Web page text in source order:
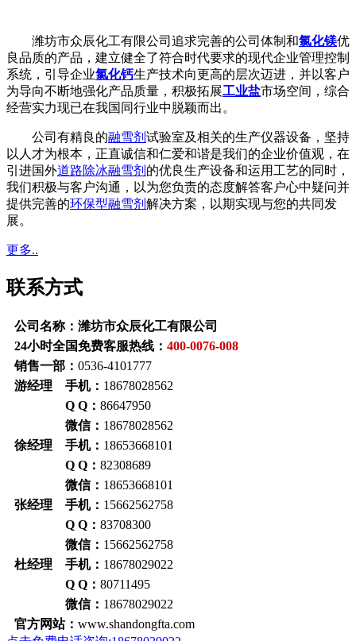
潍坊市众辰化工有限公司追求完善的公司体制和氯化镁优
良品质的产品，建立健全了符合时代要求的现代企业管理控制
系统，引导企业氯化钙生产技术向更高的层次迈进，并以客户
为导向不断地强化产品质量，积极拓展工业盐市场空间，综合
经营实力现已在我国同行业中脱颖而出。
公司有精良的融雪剂 试验室及相关的生产仪器设备，坚持
以人才为根本，正直诚信和仁爱和谐是我们的企业价值观，在
引进国外道路除冰融雪剂 的优良生产设备和运用工艺的同时，
我们积极与客户沟通，以为您负责的态度解答客户心中疑问并
提供完善的环保型融雪剂 解决方案，以期实现与您的共同发
展。
更多..
联系方式
公司名称：潍坊市众辰化工有限公司
24小时全国免费客服热线： 400-0076-008
销售一部： 0536-4101777
游经理 手机： 18678028562
Q Q： 86647950
微信： 18678028562
徐经理 手机： 18653668101
Q Q： 82308689
微信： 18653668101
张经理 手机： 15662562758
Q Q： 83708300
微信： 15662562758
杜经理 手机： 18678029022
Q Q： 80711495
微信： 18678029022
官方网站： www.shandongfta.com